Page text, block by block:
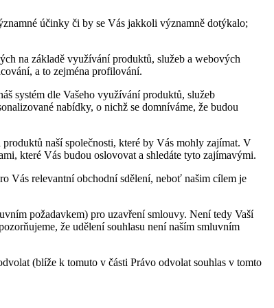
účinky či by se Vás jakkoli významně dotýkalo;
na základě využívání produktů, služeb a webových
a to zejména profilování.
systém dle Vašeho využívání produktů, služeb
nabídky, o nichž se domníváme, že budou
naší společnosti, které by Vás mohly zajímat. V
které Vás budou oslovovat a shledáte tyto zajímavými.
Vás relevantní obchodní sdělení, neboť našim cílem je
požadavkem) pro uzavření smlouvy. Není tedy Vaší
že udělení souhlasu není naším smluvním
(blíže k tomuto v části Právo odvolat souhlas v tomto